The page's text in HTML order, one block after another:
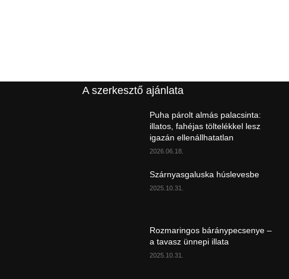
A szerkesztő ajánlata
Puha párolt almás palacsinta:
illatos, fahéjas töltelékkel lesz
igazán ellenállhatatlan
2026.06.18.
Szárnyasgaluska húslevesbe
2025.10.31.
Rozmaringos báránypecsenye –
a tavasz ünnepi illata
2025.10.31.